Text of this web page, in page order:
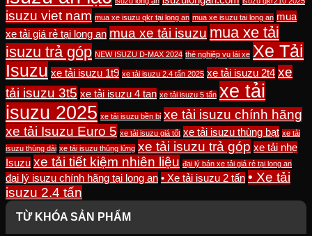
isuzu viet nam mua xe isuzu qkr tại long an mua xe isuzu tai long an mua
xe tải giá rẻ tại long an mua xe tải isuzu mua xe tải
isuzu trả góp NEW ISUZU D-MAX 2024 thẻ nghiệp vụ lái xe Xe Tải
Isuzu xe tải isuzu 1t9 xe tải isuzu 2.4 tấn 2025 xe tải isuzu 2t4 xe
tải isuzu 3t5 xe tải isuzu 4 tan xe tải isuzu 5 tấn xe tải
isuzu 2025 xe tải isuzu bền bỉ xe tải isuzu chính hãng
xe tải Isuzu Euro 5 xe tải isuzu giá tốt xe tải isuzu thùng bạt xe tải
isuzu thùng dài xe tải isuzu thùng lửng xe tải isuzu trả góp xe tải nhẹ
Isuzu xe tải tiết kiệm nhiên liệu đại lý bán xe tải giá rẻ tại long an
đại lý isuzu chính hãng tại long an • Xe tải isuzu 2 tấn • Xe tải
isuzu 2.4 tấn
TỪ KHÓA SẢN PHẨM